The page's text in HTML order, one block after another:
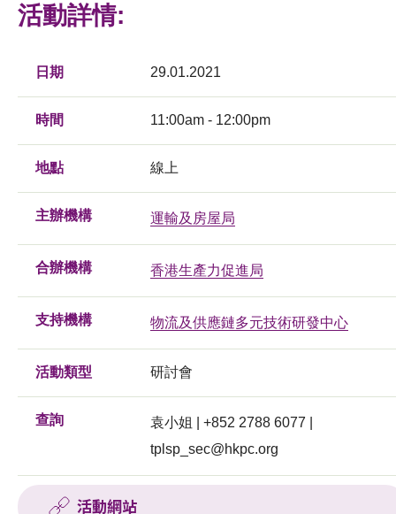
活動詳情:
日期 29.01.2021
時間 11:00am - 12:00pm
地點 線上
主辦機構 運輸及房屋局
合辦機構 香港生產力促進局
支持機構 物流及供應鏈多元技術研發中心
活動類型 研討會
查詢
袁小姐 | +852 2788 6077 |
tplsp_sec@hkpc.org
活動網站